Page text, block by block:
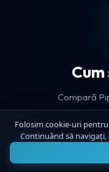
Compară
PipFarm
Piețele
Folosim cookie-uri
Continuând să navigați,
4